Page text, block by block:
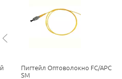
Пигтейл Оптоволокно FC/APC
SM